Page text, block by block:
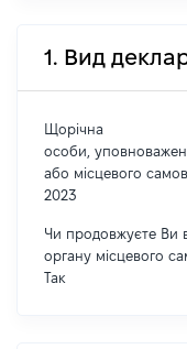
1. Вид
Щорічна
особи,
або місцевого
2023
Чи продовжуєте Ви
органу місцевого
Так